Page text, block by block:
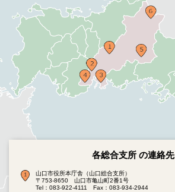
各総合支所 の連絡先
山口市役所本庁舎（山口総合支所）
〒753-8650 山口市亀山町2番1号
Tel：083-922-4111
Fax：083-934-2944